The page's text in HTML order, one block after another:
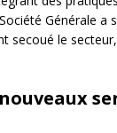
Générale a
secoué le